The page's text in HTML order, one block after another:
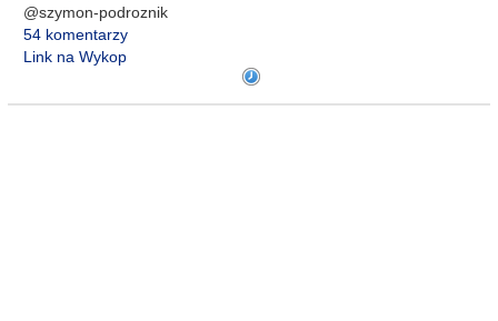
@szymon-podroznik
54 komentarzy
Link na Wykop